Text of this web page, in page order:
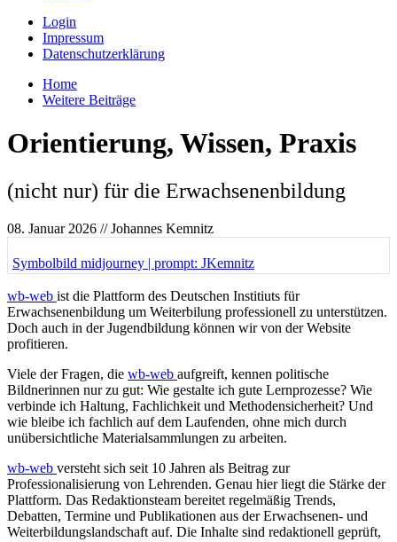
Login
Impressum
Datenschutzerklärung
Home
Weitere Beiträge
Orientierung, Wissen, Praxis
(nicht nur) für die Erwachsenenbildung
08. Januar 2026 // Johannes Kemnitz
Symbolbild midjourney | prompt: JKemnitz
wb-web ist die Plattform des Deutschen Institiuts für
Erwachsenenbildung um Weiterbilung professionell zu unterstützen.
Doch auch in der Jugendbildung können wir von der Website
profitieren.
Viele der Fragen, die wb-web aufgreift, kennen politische
Bildnerinnen nur zu gut: Wie gestalte ich gute Lernprozesse? Wie
verbinde ich Haltung, Fachlichkeit und Methodensicherheit? Und
wie bleibe ich fachlich auf dem Laufenden, ohne mich durch
unübersichtliche Materialsammlungen zu arbeiten.
wb-web versteht sich seit 10 Jahren als Beitrag zur
Professionalisierung von Lehrenden. Genau hier liegt die Stärke der
Plattform. Das Redaktionsteam bereitet regelmäßig Trends,
Debatten, Termine und Publikationen aus der Erwachsenen- und
Weiterbildungslandschaft auf. Die Inhalte sind redaktionell geprüft,